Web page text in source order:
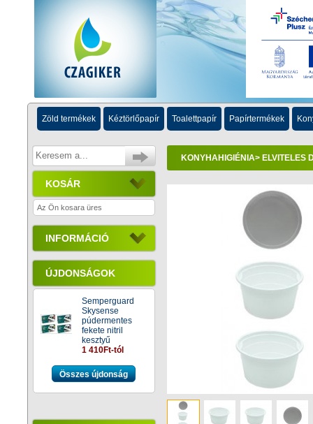
Zöld termékek Kéztörlőpapír Toalettpapír Papírtermékek
KOSÁR
Az Ön kosara üres
INFORMÁCIÓ
ÚJDONSÁGOK
Semperguard
Skysense
púdermentes
fekete nitril
kesztyű
1 410Ft-tól
Összes újdonság
KONYHAHIGIÉNIA> ELVITELES